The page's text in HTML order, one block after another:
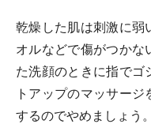
乾燥した肌は刺激に弱
オルなどで傷がつかな
た洗顔のときに指でゴ
トアップのマッサー
するのでやめましょう。